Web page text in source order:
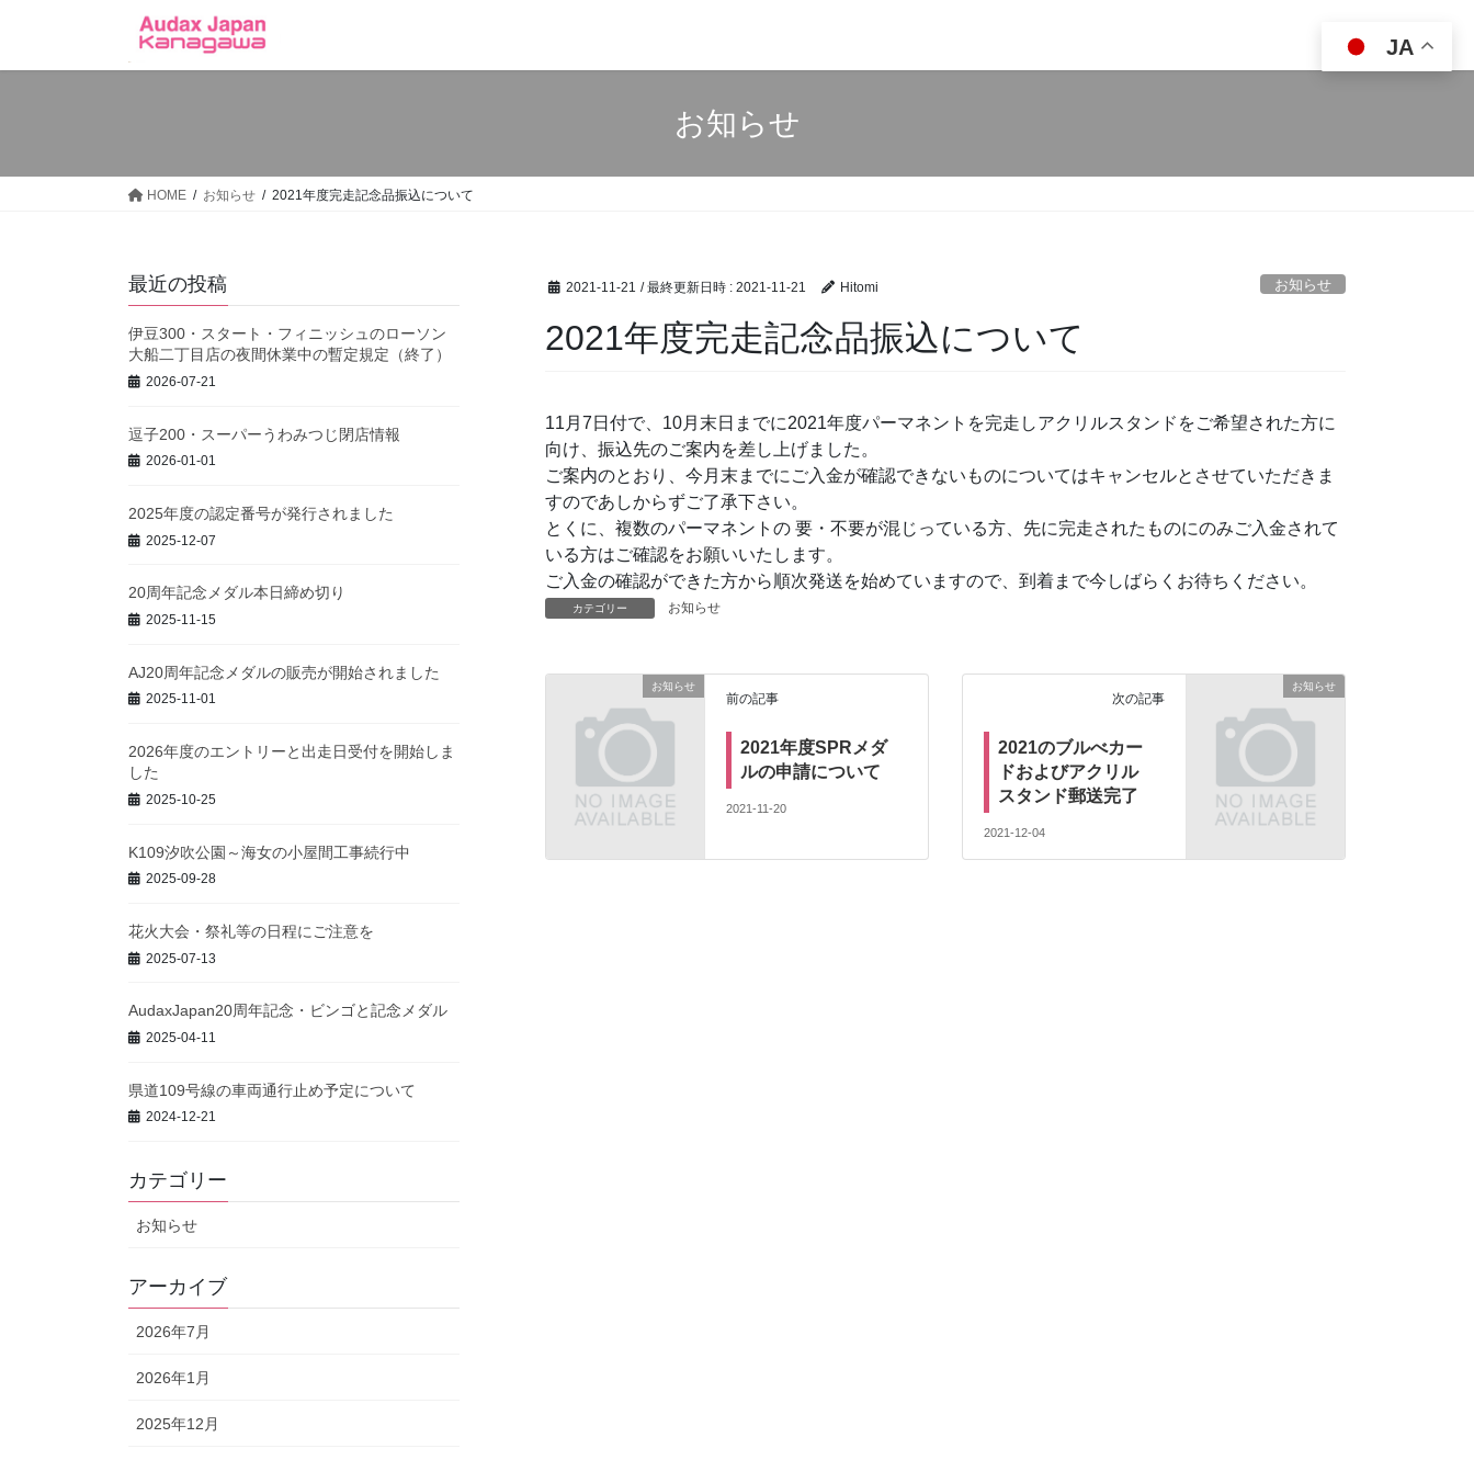
お知らせ
HOME お知らせ 2021年度完走記念品振込について
2021-11-21 / 最終更新日時 : 2021-11-21 Hitomi お知らせ
2021年度完走記念品振込について
11月7日付で、 10月末日までに2021年度パーマネントを完走しアクリルスタ ンドをご希望された方に
向け、振込先のご案内を差し上げました。
ご案内のとおり、 今月末までにご入金が確認できないものについてはキャンセルとさせていただきま
すのであしからずご了承下さい。
とくに、複数のパーマネントの 要・不要が混じっている方、 先に完走されたものにのみご入金されて
いる方はご確認をお願いいたします。
ご入金の確認ができた方から順次発送を始めていますので、到着まで今しばらくお待ちください。
カテゴリー お知らせ
お知らせ
前の記事
2021年度SPRメダ
ルの申請について
2021-11-20
お知らせ
次の記事
2021のブルべカー
ドおよびアクリル
スタンド郵送完了
2021-12-04
最近の投稿
伊豆300・スタート・フィニッシュのローソン
大船二丁目店の夜間休業中の暫定規定（終了）
2026-07-21
逗子200・スーパーうわみつじ閉店情報
2026-01-01
2025年度の認定番号が発行されました
2025-12-07
20周年記念メダル本日締め切り
2025-11-15
AJ20周年記念メダルの販売が開始されました
2025-11-01
2026年度のエントリーと出走日受付を開始しま
した
2025-10-25
K109汐吹公園～海女の小屋間工事続行中
2025-09-28
花火大会・祭礼等の日程にご注意を
2025-07-13
AudaxJapan20周年記念・ビンゴと記念メダル
2025-04-11
県道109号線の車両通行止め予定について
2024-12-21
カテゴリー
お知らせ
アーカイブ
2026年7月
2026年1月
2025年12月
JA